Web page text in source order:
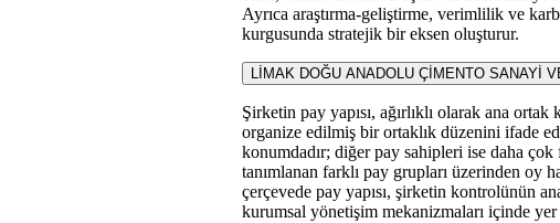
Ayrıca araştırma-geliştirme, verimlilik ve
kurgusunda stratejik bir eksen oluşturur.
LİMAK DOĞU ANADOLU ÇİMENTO SANAYİ
Şirketin pay yapısı, ağırlıklı olarak ana
organize edilmiş bir ortaklık düzenini ifade
konumdadır; diğer pay sahipleri ise daha
tanımlanan farklı pay grupları üzerinden oy
çerçevede pay yapısı, şirketin kontrolünün
kurumsal yönetişim mekanizmaları içinde